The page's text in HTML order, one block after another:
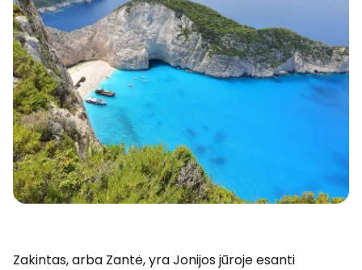
Zakintas, arba Zantė, yra Jonijos jūroje esanti
Tęsti el. paštu